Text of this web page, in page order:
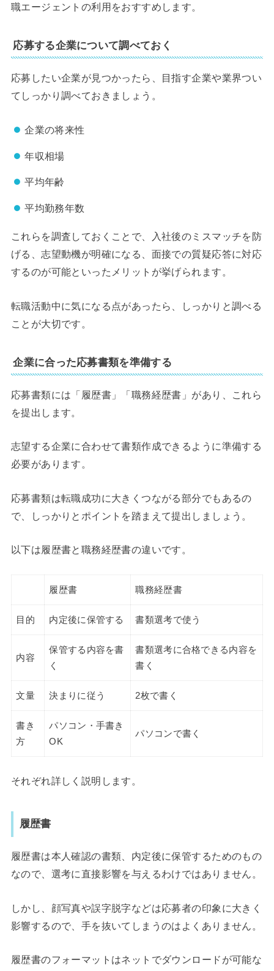
職エージェントの利用をおすすめします。
応募する企業について調べておく
応募したい企業が見つかったら、目指す企業や業界つい
てしっかり調べておきましょう。
企業の将来性
年収相場
平均年齢
平均勤務年数
これらを調査しておくことで、入社後のミスマッチを防
げる、志望動機が明確になる、面接での質疑応答に対応
するのが可能といったメリットが挙げられます。
転職活動中に気になる点があったら、しっかりと調べる
ことが大切です。
企業に合った応募書類を準備する
応募書類には「履歴書」「職務経歴書」があり、これら
を提出します。
志望する企業に合わせて書類作成できるように準備する
必要があります。
応募書類は転職成功に大きくつながる部分でもあるの
で、しっかりとポイントを踏まえて提出しましょう。
以下は履歴書と職務経歴書の違いです。
履歴書 職務経歴書
目的 内定後に保管する 書類選考で使う
内容
保管する内容を書
く
書類選考に合格できる内容を
書く
文量 決まりに従う 2枚で書く
書き
方
パソコン・手書き
OK
パソコンで書く
それぞれ詳しく説明します。
履歴書
履歴書は本人確認の書類、内定後に保管するためのもの
なので、選考に直接影響を与えるわけではありません。
しかし、顔写真や誤字脱字などは応募者の印象に大きく
影響するので、手を抜いてしまうのはよくありません。
履歴書のフォーマットはネットでダウンロードが可能な